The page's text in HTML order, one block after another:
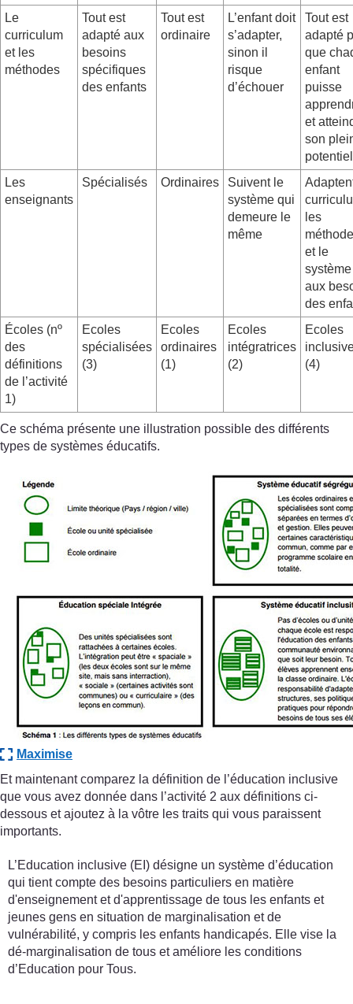
Le
curriculum
et les
méthodes
Tout est
adapté aux
besoins
spécifiques
des enfants
Tout est
ordinaire
L’enfant doit
s’adapter,
sinon il
risque
d’échouer
Tout est
adapté
que
enfant
puisse
et
son
potentiel
Les
enseignants
Spécialisés Ordinaires
Suivent le
système qui
demeure le
même
les
et le
système
aux
des
Écoles (nº
des
définitions
de l’activité
1)
Ecoles
spécialisées
(3)
Ecoles
ordinaires
(1)
Ecoles
intégratrices
(2)
Ecoles
(4)
Ce schéma présente une illustration possible des différents
types de systèmes éducatifs.
Maximise
Et maintenant comparez la définition de l’éducation inclusive
que vous avez donnée dans l’activité 2 aux définitions ci-
dessous et ajoutez à la vôtre les traits qui vous paraissent
importants.
L’Education inclusive (EI) désigne un système d’éducation
qui tient compte des besoins particuliers en matière
d'enseignement et d'apprentissage de tous les enfants et
jeunes gens en situation de marginalisation et de
vulnérabilité, y compris les enfants handicapés. Elle vise la
dé-marginalisation de tous et améliore les conditions
d’Education pour Tous.